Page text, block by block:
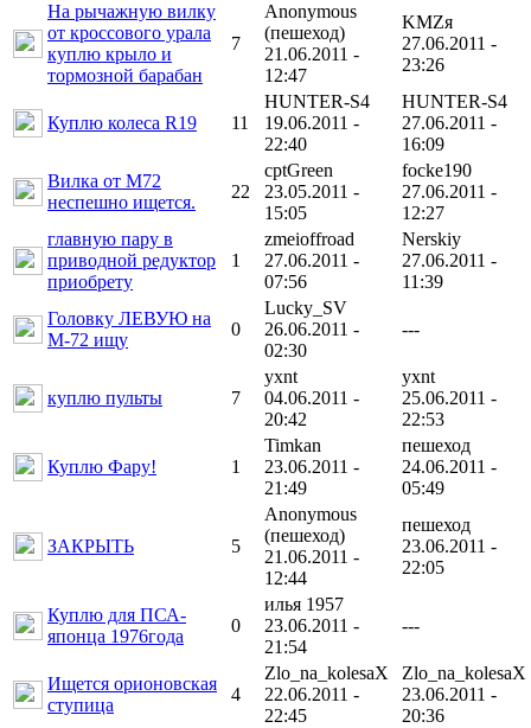
На рычажную вилку
от кроссового урала
куплю крыло и
тормозной барабан
7
Anonymous
(пешеход)
21.06.2011 -
12:47
KMZя
27.06.2011 -
23:26
Куплю колеса R19 11
HUNTER-S4
19.06.2011 -
22:40
HUNTER-S4
27.06.2011 -
16:09
Вилка от М72
неспешно ищется.
22
cptGreen
23.05.2011 -
15:05
focke190
27.06.2011 -
12:27
главную пару в
приводной редуктор
приобрету
1
zmeioffroad
27.06.2011 -
07:56
Nerskiy
27.06.2011 -
11:39
Головку ЛЕВУЮ на
М-72 ищу
0
Lucky_SV
26.06.2011 -
02:30
---
куплю пульты 7
yxnt
04.06.2011 -
20:42
yxnt
25.06.2011 -
22:53
Куплю Фару! 1
Timkan
23.06.2011 -
21:49
пешеход
24.06.2011 -
05:49
ЗАКРЫТЬ 5
Anonymous
(пешеход)
21.06.2011 -
12:44
пешеход
23.06.2011 -
22:05
Куплю для ПСА-
японца 1976года
0
илья 1957
23.06.2011 -
21:54
---
Ищется орионовская
ступица
4
Zlo_na_kolesaX
22.06.2011 -
22:45
Zlo_na_kolesaX
23.06.2011 -
20:36